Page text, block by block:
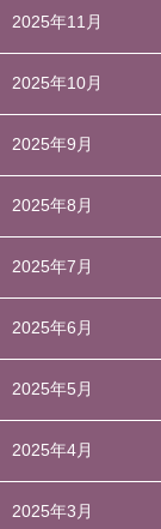
2025年11月
2025年10月
2025年9月
2025年8月
2025年7月
2025年6月
2025年5月
2025年4月
2025年3月